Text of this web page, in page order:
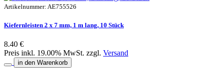
Artikelnummer: AE755526
Kiefernleisten 2 x 7 mm, 1 m lang, 10 Stück
8.40 €
Preis inkl. 19.00% MwSt. zzgl. Versand
in den Warenkorb